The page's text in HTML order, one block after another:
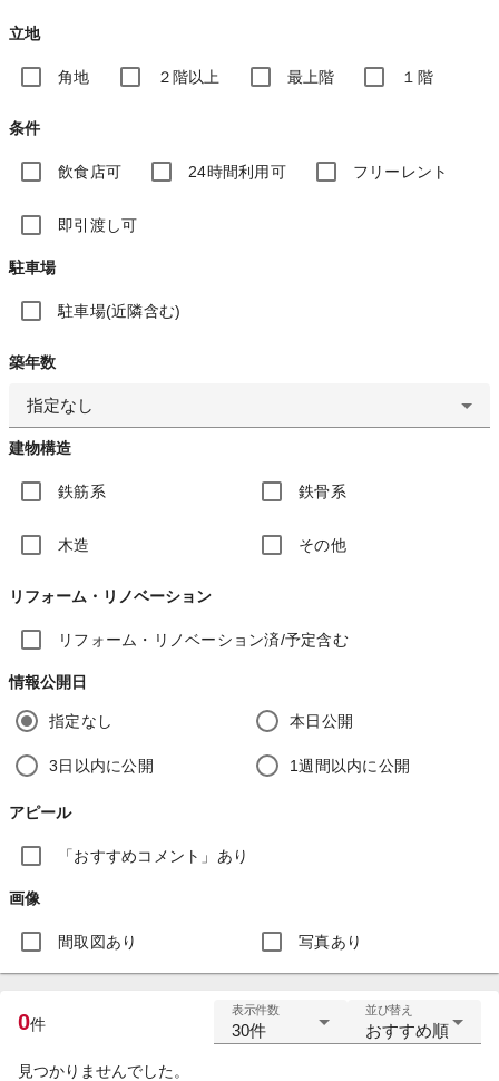
立地
角地 ２階以上 最上階 １階
条件
飲食店可 24時間利用可 フリーレント
即引渡し可
駐車場
駐車場(近隣含む)
築年数
指定なし
建物構造
鉄筋系 鉄骨系
木造 その他
リフォーム・リノベーション
リフォーム・リノベーション済/予定含む
情報公開日
指定なし 本日公開
3日以内に公開 1週間以内に公開
アピール
「おすすめコメント」あり
画像
間取図あり 写真あり
0件
表示件数
30件
並び替え
おすすめ順
見つかりませんでした。